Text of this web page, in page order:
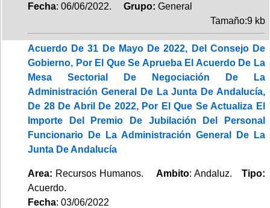
Fecha: 06/06/2022. Grupo: General
Tamaño:9 kb
Acuerdo De 31 De Mayo De 2022, Del Consejo De
Gobierno, Por El Que Se Aprueba El Acuerdo De La
Mesa Sectorial De Negociación De La
Administración General De La Junta De Andalucía,
De 28 De Abril De 2022, Por El Que Se Actualiza El
Importe Del Premio De Jubilación Del Personal
Funcionario De La Administración General De La
Junta De Andalucía
Area: Recursos Humanos.Ambito: Andaluz.Tipo:
Acuerdo.
Fecha: 03/06/2022